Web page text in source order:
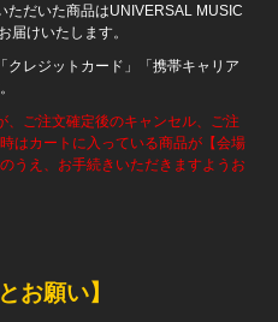
ただいた商品はUNIVERSAL MUSIC
届けいたします。
クレジットカード」「携帯キャリア
、ご注文確定後のキャンセル、ご注
はカートに入っている商品が【会場
うえ、お手続きいただきますようお
お願い】